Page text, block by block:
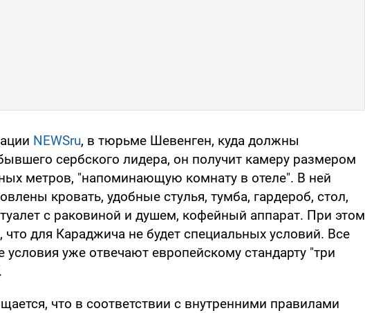
NEWSru, в тюрьме Шевенген, куда должны
сербского лидера, он получит камеру размером
метров, "напоминающую комнату в отеле". В ней
кровать, удобные стулья, тумба, гардероб, стол,
с раковиной и душем, кофейный аппарат. При этом
что для Караджича не будет специальных условий. Все
условия уже отвечают европейскому стандарту "три
что в соответствии с внутренними правилами